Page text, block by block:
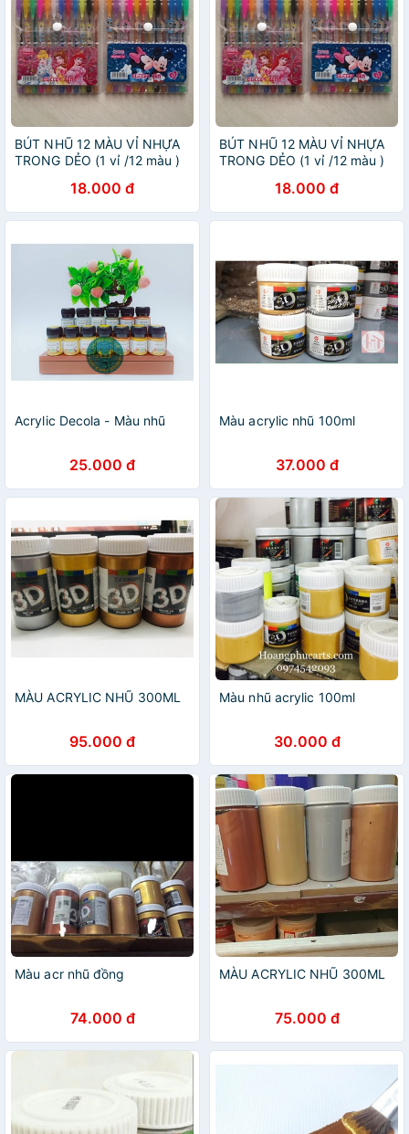
BÚT NHŨ 12 MÀU VỈ NHỰA
TRONG DẺO (1 vỉ /12 màu )
18.000 đ
BÚT NHŨ 12 MÀU VỈ NHỰA
TRONG DẺO (1 vỉ /12 màu )
18.000 đ
Acrylic Decola - Màu nhũ
25.000 đ
Màu acrylic nhũ 100ml
37.000 đ
MÀU ACRYLIC NHŨ 300ML
95.000 đ
Màu nhũ acrylic 100ml
30.000 đ
Màu acr nhũ đồng
74.000 đ
MÀU ACRYLIC NHŨ 300ML
75.000 đ